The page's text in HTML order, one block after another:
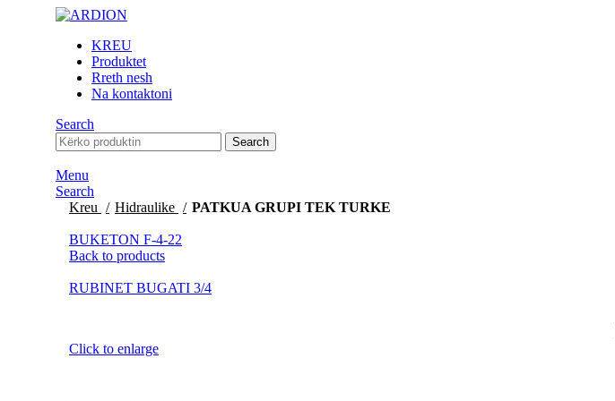
KREU
Produktet
Rreth nesh
Na kontaktoni
Search
Search
Menu
Search
Kreu
Hidraulike PATKUA GRUPI TEK TURKE
BUKETON F-4-22
Back to products
RUBINET BUGATI 3/4
Click to enlarge